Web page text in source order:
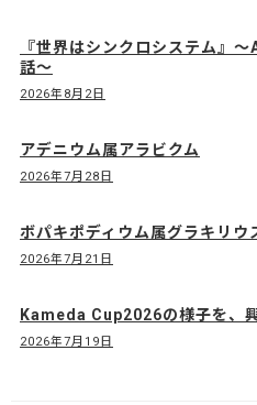
『世界はシンクロシステム』
話〜
2026年8月2日
アデニウム属アラビクム
2026年7月28日
ボパキポディウム属グラキリウ
2026年7月21日
Kameda Cup2026の様子を、
2026年7月19日